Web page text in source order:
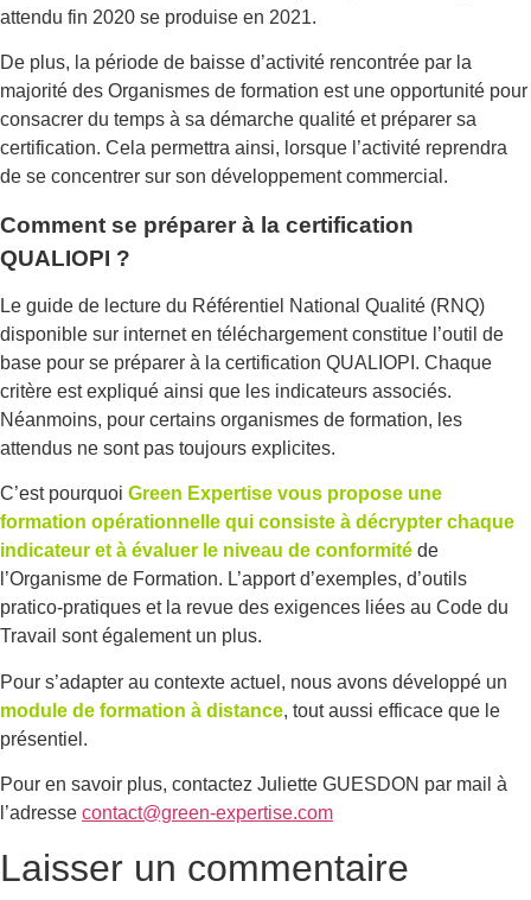
attendu fin 2020 se produise en 2021.
De plus, la période de baisse d’activité rencontrée par la
majorité des Organismes de formation est une opportunité pour
consacrer du temps à sa démarche qualité et préparer sa
certification. Cela permettra ainsi, lorsque l’activité reprendra
de se concentrer sur son développement commercial.
Comment se préparer à la certification
QUALIOPI ?
Le guide de lecture du Référentiel National Qualité (RNQ)
disponible sur internet en téléchargement constitue l’outil de
base pour se préparer à la certification QUALIOPI. Chaque
critère est expliqué ainsi que les indicateurs associés.
Néanmoins, pour certains organismes de formation, les
attendus ne sont pas toujours explicites.
C’est pourquoi Green Expertise vous propose une
formation opérationnelle qui consiste à décrypter chaque
indicateur et à évaluer le niveau de conformité de
l’Organisme de Formation. L’apport d’exemples, d’outils
pratico-pratiques et la revue des exigences liées au Code du
Travail sont également un plus.
Pour s’adapter au contexte actuel, nous avons développé un
module de formation à distance, tout aussi efficace que le
présentiel.
Pour en savoir plus, contactez Juliette GUESDON par mail à
l’adresse contact@green-expertise.com
Laisser un commentaire